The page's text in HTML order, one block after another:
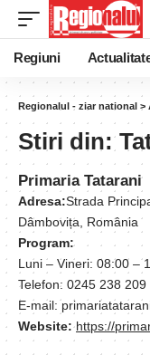
Regiuni
Regionalul - ziar national >
Stiri din:
Primaria Tatarani
Adresa:Strada
Dâmbovița, România
Program:
Luni – Vineri: 08:00 –
Telefon: 0245 238 209
E-mail:
Website: https://